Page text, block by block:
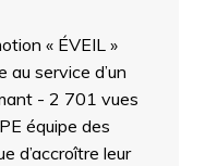
« ÉVEIL »
au service d’un
- 2 701 vues
équipe des
d’accroître leur